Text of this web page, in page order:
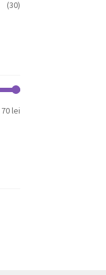
(30)
Preț
Preț
70 lei